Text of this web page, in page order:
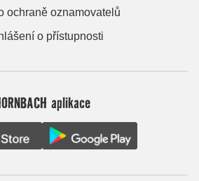
ochraně oznamovatelů
o přístupnosti
aplikace